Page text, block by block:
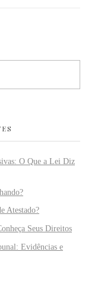
O Que a Lei Diz
Atestado?
Seus Direitos
Evidências e